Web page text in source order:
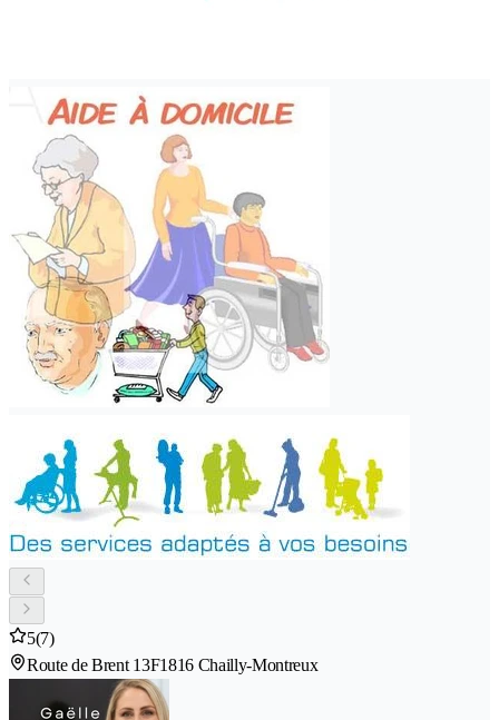
5(7)
Route de Brent 13F1816 Chailly-Montreux